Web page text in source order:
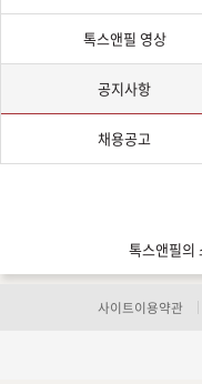
톡스앤필 영상
공지사항
채용공고
톡스앤필의
사이트이용약관